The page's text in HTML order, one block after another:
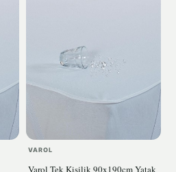
VAROL
Varol Tek Kişilik 90x190cm Yatak